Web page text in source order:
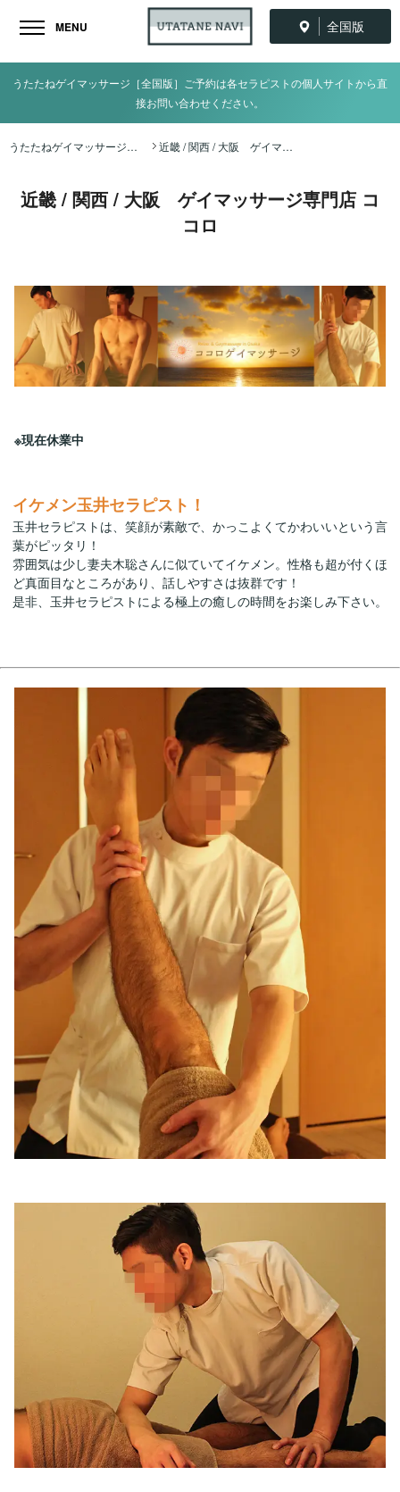
全国版
MENU
うたたねゲイマッサージ［全国版］ご予約は各セラピストの個人サイトから直
接お問い合わせください。
うたたねゲイマッサージ全国ナビ TOP 近畿 / 関西 / 大阪 ゲイマッサージ専門店 ココロ
近畿 / 関西 / 大阪 ゲイマッサージ専門店 コ
コロ
※現在休業中
イケメン玉井セラピスト！
玉井セラピストは、笑顔が素敵で、かっこよくてかわいいという言
葉がピッタリ！
雰囲気は少し妻夫木聡さんに似ていてイケメン。性格も超が付くほ
ど真面目なところがあり、話しやすさは抜群です！
是非、玉井セラピストによる極上の癒しの時間をお楽しみ下さい。